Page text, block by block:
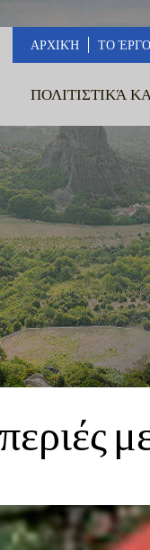
ΑΡΧΙΚΉ ΤΟ ΈΡΓΟ
ΠΟΛΙΤΙΣΤΙΚΆ